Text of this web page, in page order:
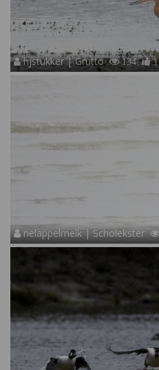
hjstukker | Grutto 134 1
nelappelmelk | Scholekster